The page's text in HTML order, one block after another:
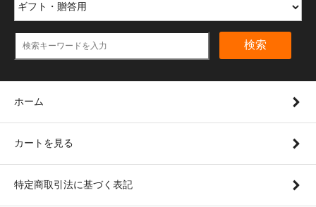
検索
ホーム
カートを見る
特定商取引法に基づく表記